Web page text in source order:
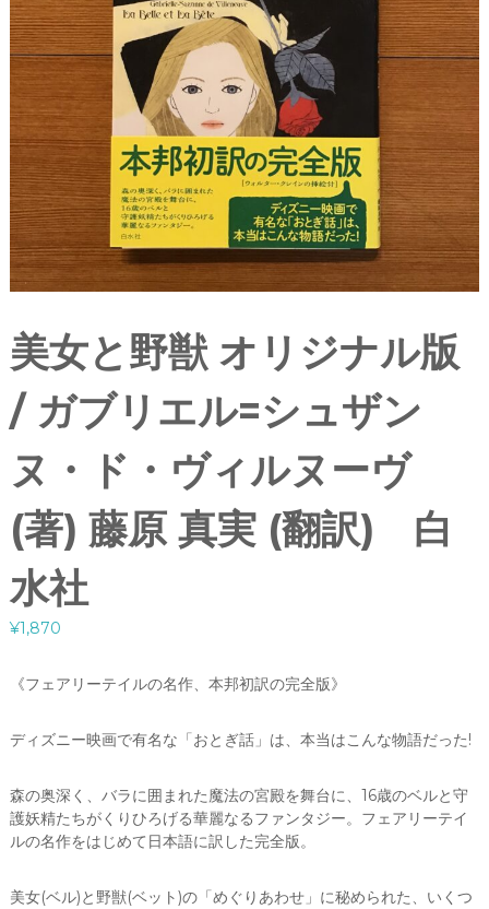
美女と野獣 オリジナル版
/ ガブリエル=シュザン
ヌ・ド・ヴィルヌーヴ
(著) 藤原 真実 (翻訳) 白
水社
¥1,870
《フェアリーテイルの名作、本邦初訳の完全版》
ディズニー映画で有名な「おとぎ話」は、本当はこんな物語だった!
森の奥深く、バラに囲まれた魔法の宮殿を舞台に、16歳のベルと守
護妖精たちがくりひろげる華麗なるファンタジー。フェアリーテイ
ルの名作をはじめて日本語に訳した完全版。
美女(ベル)と野獣(ベット)の「めぐりあわせ」に秘められた、いくつ